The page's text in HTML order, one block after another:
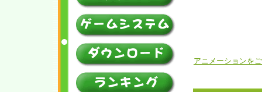
アニメーションを